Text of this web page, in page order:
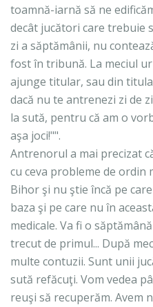
toamnă-iarnă să ne
decât jucători care trebuie
zi a săptămânii, nu
fost în tribună. La meciul
ajunge titular, sau din
dacă nu te antrenezi zi de
la sută, pentru că am o
aşa joci!"".
Antrenorul a mai precizat
cu ceva probleme de ordin
Bihor şi nu ştie încă pe
baza şi pe care nu în
medicale. Va fi o
trecut de primul... După
multe contuzii. Sunt unii
sută refăcuţi. Vom vedea
reuşi să recuperăm. Avem